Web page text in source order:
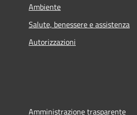
Ambiente
Salute, benessere e assistenza
Autorizzazioni
Amministrazione trasparente